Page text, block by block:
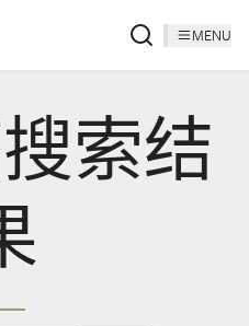
MENU
索结